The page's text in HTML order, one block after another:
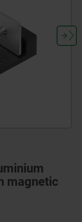
magnetic